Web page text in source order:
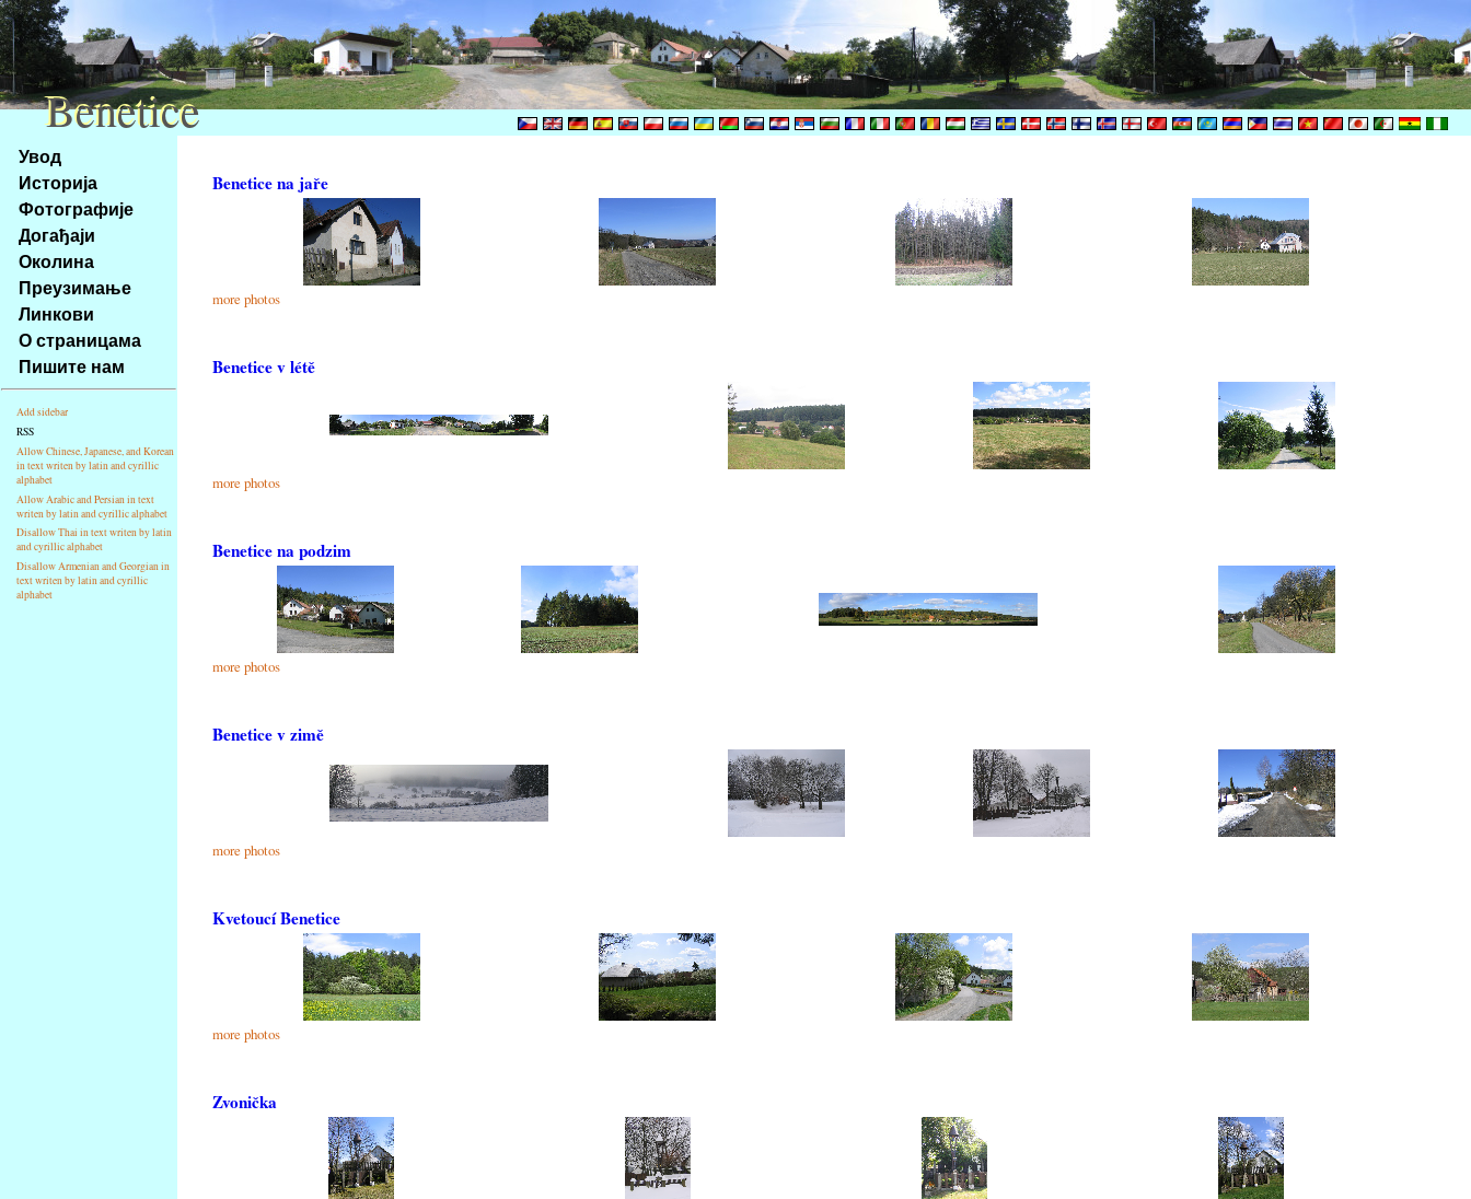
Na
obsah
stránky
Klávesové
zkratky
tomto
webu
základní
Hlavní
strana
Увод
Историја
Фотографије
Догађаји
Околина
Преузимање
Линкови
О страницама
Пишите нам
Add sidebar
RSS
Allow Chinese, Japanese, and Korean
in text writen by latin and cyrillic
alphabet
Allow Arabic and Persian in text
writen by latin and cyrillic alphabet
Disallow Thai in text writen by latin
and cyrillic alphabet
Disallow Armenian and Georgian in
text writen by latin and cyrillic
alphabet
Benetice na jaře
more photos
Benetice v létě
more photos
Benetice na podzim
more photos
Benetice v zimě
more photos
Kvetoucí Benetice
more photos
Zvonička
Benetice
Benetice